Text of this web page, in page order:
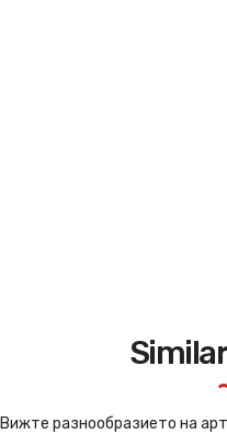
Вижте разнообразието на